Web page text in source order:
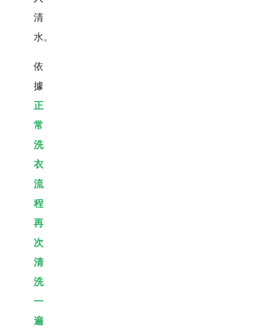
清
水。
依
據
正
常
洗
衣
流
程
再
次
清
洗
一
遍